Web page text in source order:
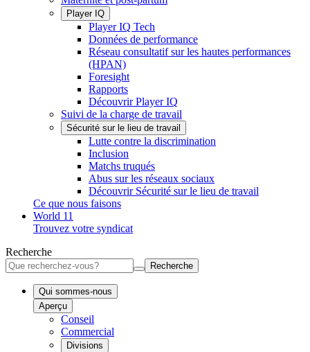
Player IQ
Player IQ Tech
Données de performance
Réseau consultatif sur les hautes performances
(HPAN)
Foresight
Rapports
Découvrir Player IQ
Suivi de la charge de travail
Sécurité sur le lieu de travail
Lutte contre la discrimination
Inclusion
Matchs truqués
Abus sur les réseaux sociaux
Découvrir Sécurité sur le lieu de travail
Ce que nous faisons
World 11
Trouvez votre syndicat
Recherche
Recherche
Qui sommes-nous
Aperçu
Conseil
Commercial
Divisions